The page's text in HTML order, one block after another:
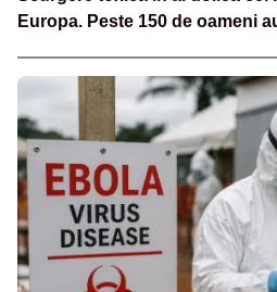
Europa. Peste 150 de oameni